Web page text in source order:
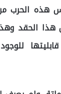
هذه الحرب